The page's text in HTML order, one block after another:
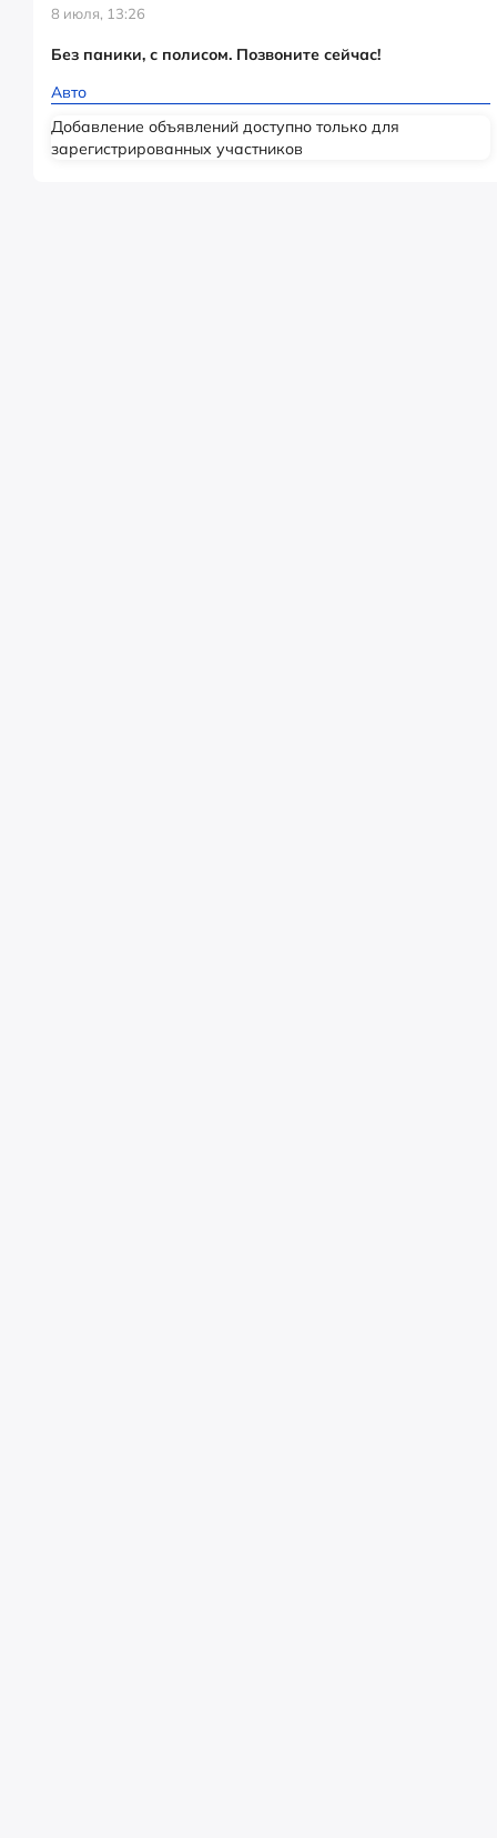
8 июля, 13:26
Без паники, с полисом. Позвоните сейчас!
Авто
Добавление объявлений доступно только для
зарегистрированных участников